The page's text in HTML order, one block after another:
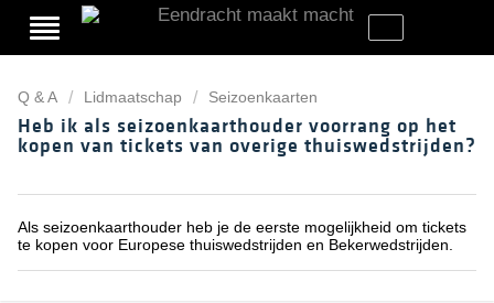
Q & A Lidmaatschap Seizoenkaarten
Heb ik als seizoenkaarthouder voorrang op het
kopen van tickets van overige thuiswedstrijden?
Als seizoenkaarthouder heb je de eerste mogelijkheid om tickets
te kopen voor Europese thuiswedstrijden en Bekerwedstrijden.